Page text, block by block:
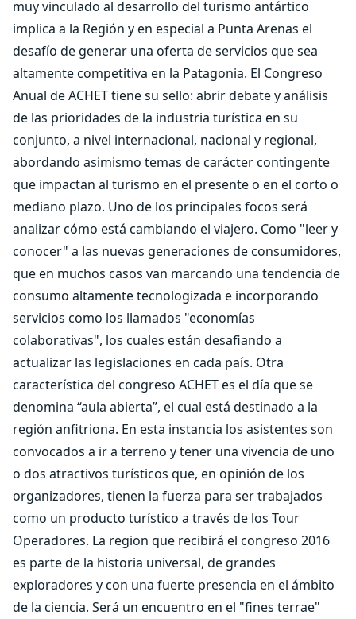
muy vinculado al desarrollo del turismo antártico
implica a la Región y en especial a Punta Arenas el
desafío de generar una oferta de servicios que sea
altamente competitiva en la Patagonia. El Congreso
Anual de ACHET tiene su sello: abrir debate y análisis
de las prioridades de la industria turística en su
conjunto, a nivel internacional, nacional y regional,
abordando asimismo temas de carácter contingente
que impactan al turismo en el presente o en el corto o
mediano plazo. Uno de los principales focos será
analizar cómo está cambiando el viajero. Como "leer y
conocer" a las nuevas generaciones de consumidores,
que en muchos casos van marcando una tendencia de
consumo altamente tecnologizada e incorporando
servicios como los llamados "economías
colaborativas", los cuales están desafiando a
actualizar las legislaciones en cada país. Otra
característica del congreso ACHET es el día que se
denomina “aula abierta”, el cual está destinado a la
región anfitriona. En esta instancia los asistentes son
convocados a ir a terreno y tener una vivencia de uno
o dos atractivos turísticos que, en opinión de los
organizadores, tienen la fuerza para ser trabajados
como un producto turístico a través de los Tour
Operadores. La region que recibirá el congreso 2016
es parte de la historia universal, de grandes
exploradores y con una fuerte presencia en el ámbito
de la ciencia. Será un encuentro en el "fines terrae"